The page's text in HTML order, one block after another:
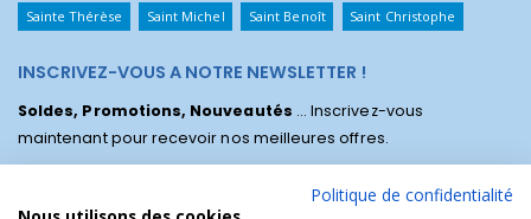
Sainte Thérèse Saint Michel Saint Benoît Saint Christophe
INSCRIVEZ-VOUS A NOTRE NEWSLETTER !
Soldes, Promotions, Nouveautés ... Inscrivez-vous
maintenant pour recevoir nos meilleures offres.
Politique de confidentialité